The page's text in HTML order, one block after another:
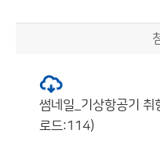
썸네일_기상항공기
로드:114)